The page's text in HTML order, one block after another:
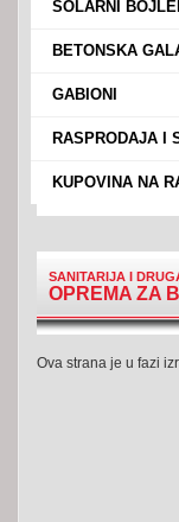
SOLARNI
BETONSKA
GABIONI
RASPRODAJA I
KUPOVINA NA
SANITARIJA I
OPREMA ZA
Ova strana je u fazi